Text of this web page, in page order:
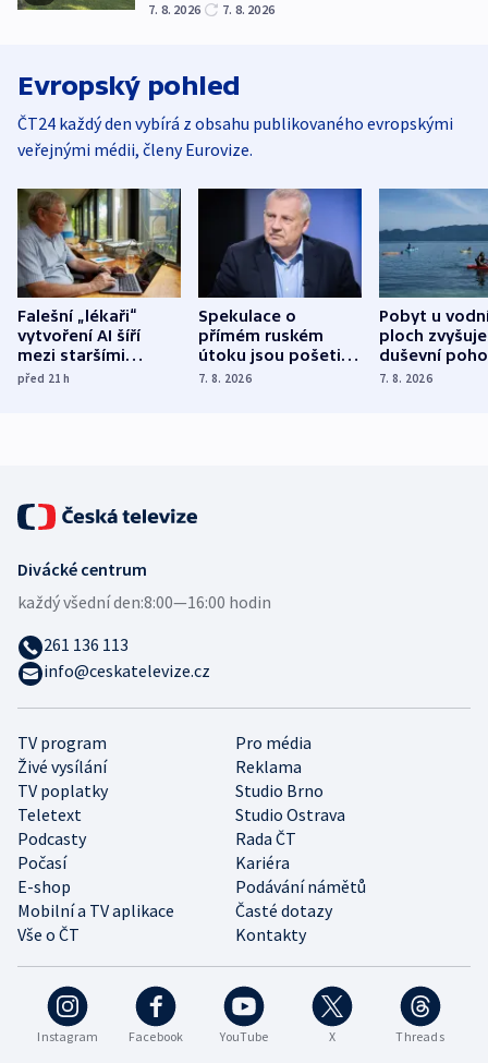
7. 8. 2026 7. 8. 2026
Evropský pohled
ČT24 každý den vybírá z obsahu publikovaného evropskými
veřejnými médii, členy Eurovize.
Falešní „lékaři“
vytvoření AI šíří
mezi staršími
Poláky nebezpečné
před 21h
Spekulace o
přímém ruském
útoku jsou pošetilé,
míní estonský
7. 8. 2026
Pobyt u
ploch zvyšuje
duševní
ukázala
7. 8. 2026
Instagram Facebook YouTube X Threads
TV program
Pro média
Živé vysílání
Reklama
TV poplatky
Studio Brno
Teletext
Studio Ostrava
Podcasty
Rada ČT
Počasí
Kariéra
E-shop
Podávání námětů
Mobilní a TV aplikace
Časté dotazy
Vše o ČT
Kontakty
Divácké centrum
každý všední den:8:00—16:00 hodin
261 136 113
info@ceskatelevize.cz